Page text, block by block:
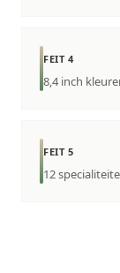
FEIT 4
8,4 inch
FEIT 5
12